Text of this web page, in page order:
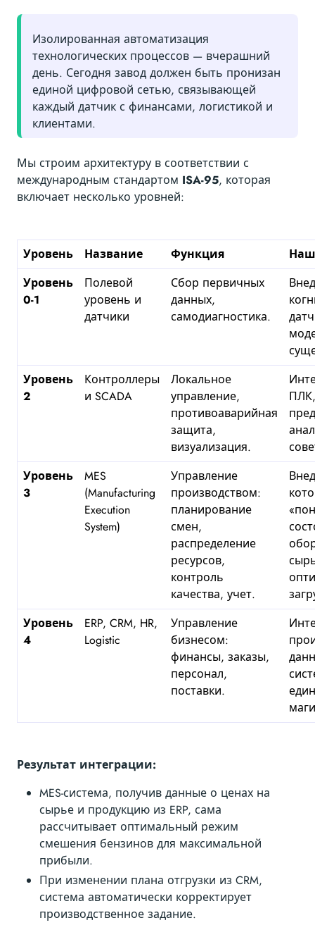
Изолированная автоматизация
технологических процессов — вчерашний
день. Сегодня завод должен быть пронизан
единой цифровой сетью, связывающей
каждый датчик с финансами, логистикой и
клиентами.
Мы строим архитектуру в соответствии с
международным стандартом ISA-95, которая
включает несколько уровней:
Уровень Название Функция
Уровень
0-1
Полевой
уровень и
датчики
Сбор первичных
данных,
самодиагностика.
Уровень
2
Контроллеры
и SCADA
Локальное
управление,
противоаварийная
защита,
визуализация.
Уровень
3
MES
(Manufacturing
Execution
System)
Управление
производством:
планирование
смен,
распределение
ресурсов,
контроль
качества, учет.
Уровень
4
ERP, CRM, HR,
Logistic
Управление
бизнесом:
финансы, заказы,
персонал,
поставки.
Результат интеграции:
MES-система, получив данные о ценах на
сырье и продукцию из ERP, сама
рассчитывает оптимальный режим
смешения бензинов для максимальной
прибыли.
При изменении плана отгрузки из CRM,
система автоматически корректирует
производственное задание.